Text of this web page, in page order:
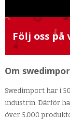
Följ oss
Om
Swedimport har i
industrin. Därför
över 5.000